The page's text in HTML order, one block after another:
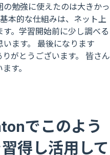
勉強に使えたのは大きかっ
本的な仕組みは、ネット上
。学習開始前に少し調べる
ます。 最後になります
がとうございます。 皆さん
す。
でこのよう
得し活用して